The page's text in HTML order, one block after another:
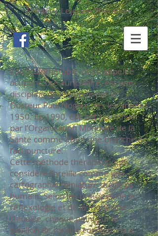
Frédéric Lejeune Thérapies
L’auriculothérapie, aussi appelée
acupuncture auriculaire, est une
discipline développée par le
Docteur Paul Nogier, dès les années
1950. En 1990, elle est reconnue
par l’Organisation Mondiale de la
Santé comme étant une branche de
l’acupuncture.
Cette méthode thérapeutique
considère l’oreille comme une
cartographie miniature du corps
humain. Selon les principes de la
réflexologie et de la médecine
chinoise, chaque point sur le
pavillon de l’oreille correspond à